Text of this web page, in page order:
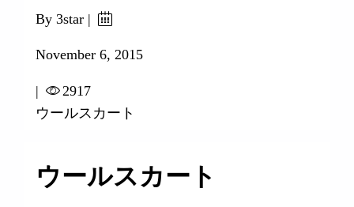
By 3star |
November 6, 2015
|
2917
ウールスカート
ウールスカート